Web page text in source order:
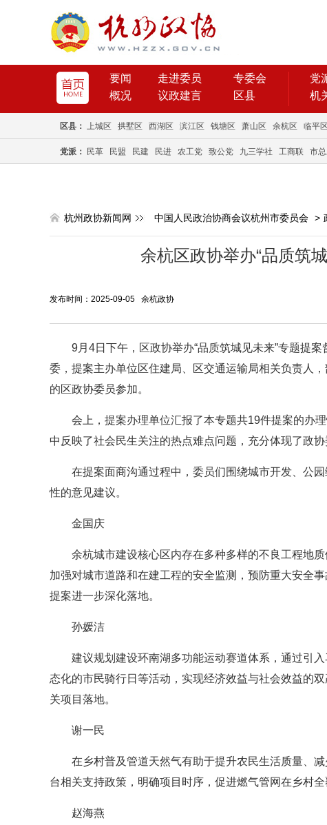
要闻 走进委员
专委会
概况
议政建言 区县
党
机
区县： 上城区 拱墅区 西湖区 滨江区 钱塘区 萧山区 余杭区 临平区
党派： 民革 民盟 民建 民进 农工党 致公党 九三学社 工商联 市
杭州政协新闻网 中国人民政治协商会议杭州市委员会 >
余杭区政协举办“品质筑
发布时间：2025-09-05 余杭政协
9月4日下午， 区政协举办“品质筑城见未来”专题提
委，提案主办单位区住建局、区交通运输局相关负责人
的区政协委员参加。
会上，提案办理单位汇报了本专题共19件提案的办
中反映了社会民生关注的热点难点问题，充分体现了政
在提案面商沟通过程中，委员们围绕城市开发、公
性的意见建议。
金国庆
余杭城市建设核心区内存在多种多样的不良工程地
加强对城市道路和在建工程的安全监测，预防重大安全
提案进一步深化落地。
孙媛洁
建议规划建设环南湖多功能运动赛道体系，通过引
态化的市民骑行日等活动，实现经济效益与社会效益的
关项目落地。
谢一民
在乡村普及管道天然气有助于提升农民生活质量、
台相关支持政策，明确项目时序，促进燃气管网在乡村全
赵海燕